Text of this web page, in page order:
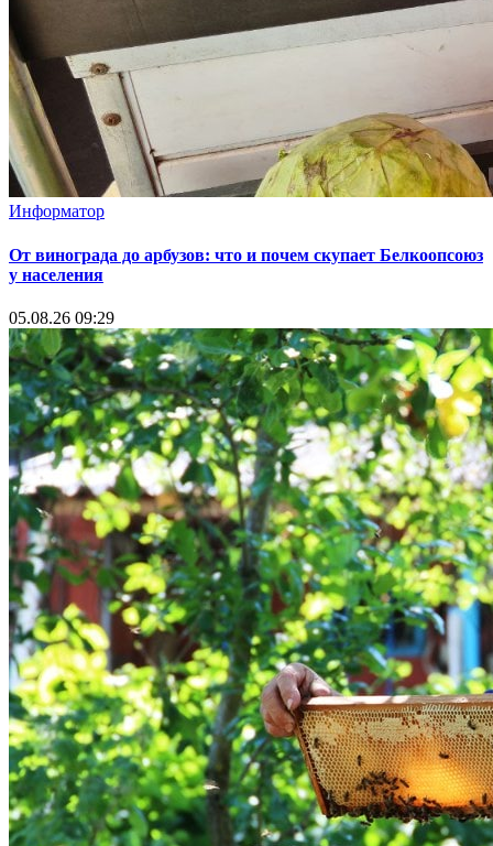
Информатор
От винограда до арбузов: что и почем скупает Белкоопсоюз
у населения
05.08.26 09:29